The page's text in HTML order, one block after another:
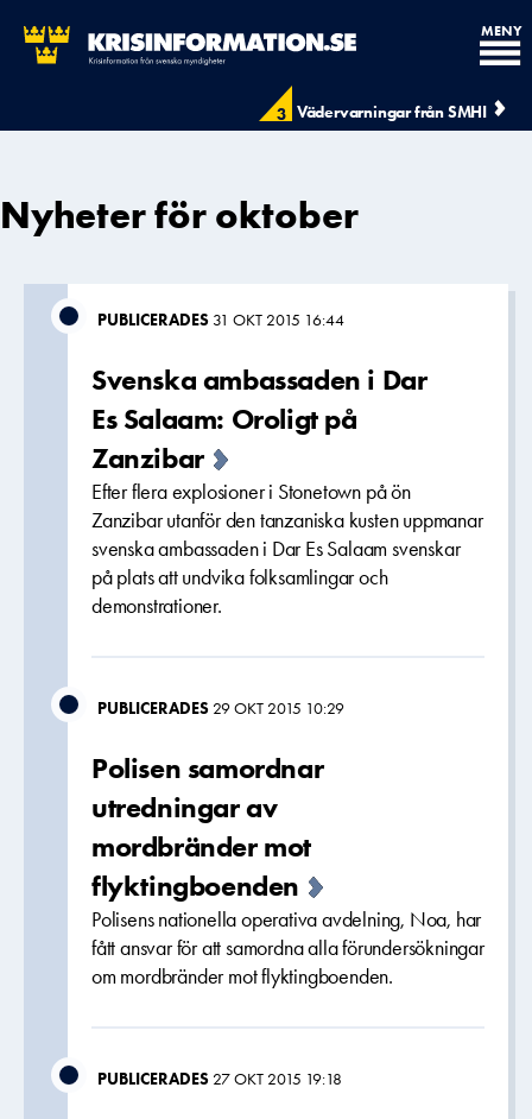
3 Vädervarningar från SMHI
MENY
Nyheter för oktober
PUBLICERADES 31 OKT 2015 16:44
Svenska ambassaden i Dar
Es Salaam: Oroligt på
Zanzibar
Efter flera explosioner i Stonetown på ön
Zanzibar utanför den tanzaniska kusten uppmanar
svenska ambassaden i Dar Es Salaam svenskar
på plats att undvika folksamlingar och
demonstrationer.
PUBLICERADES 29 OKT 2015 10:29
Polisen samordnar
utredningar av
mordbränder mot
flyktingboenden
Polisens nationella operativa avdelning, Noa, har
fått ansvar för att samordna alla förundersökningar
om mordbränder mot flyktingboenden.
PUBLICERADES 27 OKT 2015 19:18